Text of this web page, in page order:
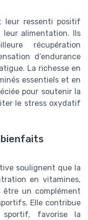
leur ressenti positif
leur alimentation. Ils
récupération
d’endurance
La richesse en
essentiels et en
pour soutenir la
le stress oxydatif
bienfaits
soulignent que la
en vitamines,
être un complément
Elle contribue
sportif, favorise la